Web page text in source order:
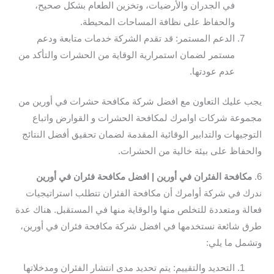
في الجدران والأرضيات، وتخزين الطعام بشكل صحيح،
والحفاظ على نظافة المساحات المحيطة.
الدعم المستمر: قد تقدم الشركة خدمات متابعة ودعم
مستمر لضمان استمرارية الوقاية من الحشرات والتأكد من
عدم عودتها.
يجب عليك التعاون مع افضل شركة مكافحة حشرات في أورين من
مجموعة شركات اوامرك لمكافحة الحشرات و القوارض واتباع
التوجيهات والتدابير الوقائية المقدمة لضمان تحقيق أفضل النتائج
والحفاظ على بيئة خالية من الحشرات.
6. مكافحة الفئران في أورين | افضل مكافحة فئران في أورين
ندرك في شركة أوامرك أن مكافحة الفئران تتطلب استراتيجيات
فعالة ومتعددة للتخلص منها والوقاية منها في المستقبل. هناك عدة
طرق شائعة نستخدمها في افضل شركة مكافحة فئران في أورين،
وتشمل ما يلي:
التحديد والتقييم: يتم تحديد مدى انتشار الفئران ومدخلاتها